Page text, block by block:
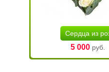
Сердца из
5 000 руб.